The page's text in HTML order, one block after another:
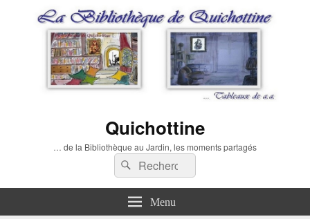
Quichottine
… de la Bibliothèque au Jardin, les moments partagés
Recherche :
Rechercher
Menu